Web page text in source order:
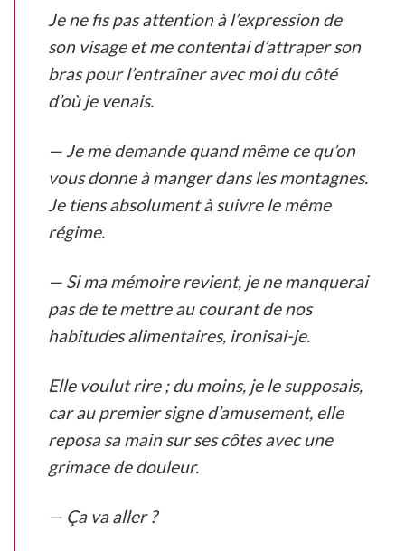
Je ne fis pas attention à l’expression de
son visage et me contentai d’attraper son
bras pour l’entraîner avec moi du côté
d’où je venais.
— Je me demande quand même ce qu’on
vous donne à manger dans les montagnes.
Je tiens absolument à suivre le même
régime.
— Si ma mémoire revient, je ne manquerai
pas de te mettre au courant de nos
habitudes alimentaires, ironisai-je.
Elle voulut rire ; du moins, je le supposais,
car au premier signe d’amusement, elle
reposa sa main sur ses côtes avec une
grimace de douleur.
— Ça va aller ?